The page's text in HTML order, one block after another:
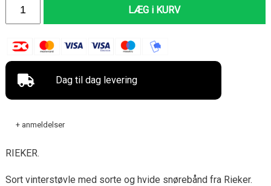
LÆG i KURV
Dag til dag levering
+ anmeldelser
RIEKER.
Sort vinterstøvle med sorte og hvide snørebånd fra Rieker.